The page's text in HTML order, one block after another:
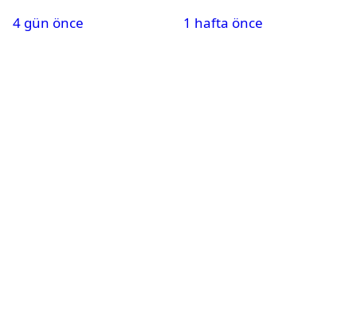
4 gün önce
Ailece Yunanistan
1 hafta önce